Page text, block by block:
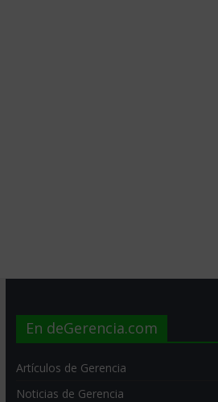
En deGerencia.com
Artículos de Gerencia
Noticias de Gerencia